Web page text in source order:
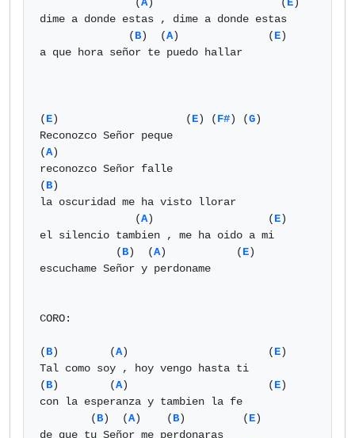
dime a donde estas , dime a donde estas
              (
B)  (A)              (E)
a que hora señor te puedo hallar
(E)                    (E) (F#) (G)
Reconozco Señor peque
(A)
reconozco Señor falle
(B)
la oscuridad me ha visto llorar
               (
A)                  (E)
el silencio tambien , me ha oido a mi
            (
B)  (A)           (E)
escuchame Señor y perdoname
CORO:
(B)        (A)                      (E)
Tal como soy , hoy vengo hasta ti
(B)        (A)                      (E)
con la esperanza y tambien la fe
        (
B)  (A)    (B)         (E)
de que tu Señor me perdonaras